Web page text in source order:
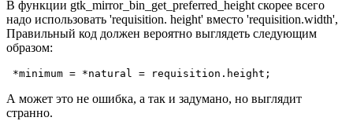
В функции gtk_mirror_bin_get_preferred_height скорее всего
надо использовать 'requisition. height' вместо 'requisition.width',
Правильный код должен вероятно выглядеть следующим
образом:
*minimum = *natural = requisition.height;
А может это не ошибка, а так и задумано, но выглядит
странно.